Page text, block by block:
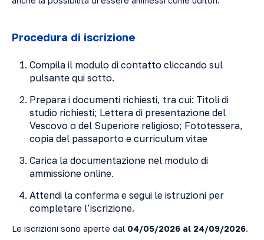
Procedura di iscrizione
Compila il modulo di contatto cliccando sul
pulsante qui sotto.
Prepara i documenti richiesti, tra cui: Titoli di
studio richiesti; Lettera di presentazione del
Vescovo o del Superiore religioso; Fototessera,
copia del passaporto e curriculum vitae
Carica la documentazione nel modulo di
ammissione online.
Attendi la conferma e segui le istruzioni per
completare l’iscrizione.
Le iscrizioni sono aperte dal 04/05/2026 al 24/09/2026.